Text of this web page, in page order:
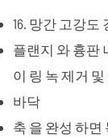
16. 망간 고강도
플랜지 와 흉판
이 링 녹 제거
바닥
축 을 완성 하면